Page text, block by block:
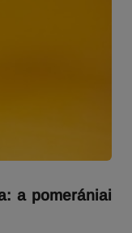
a pomerániai